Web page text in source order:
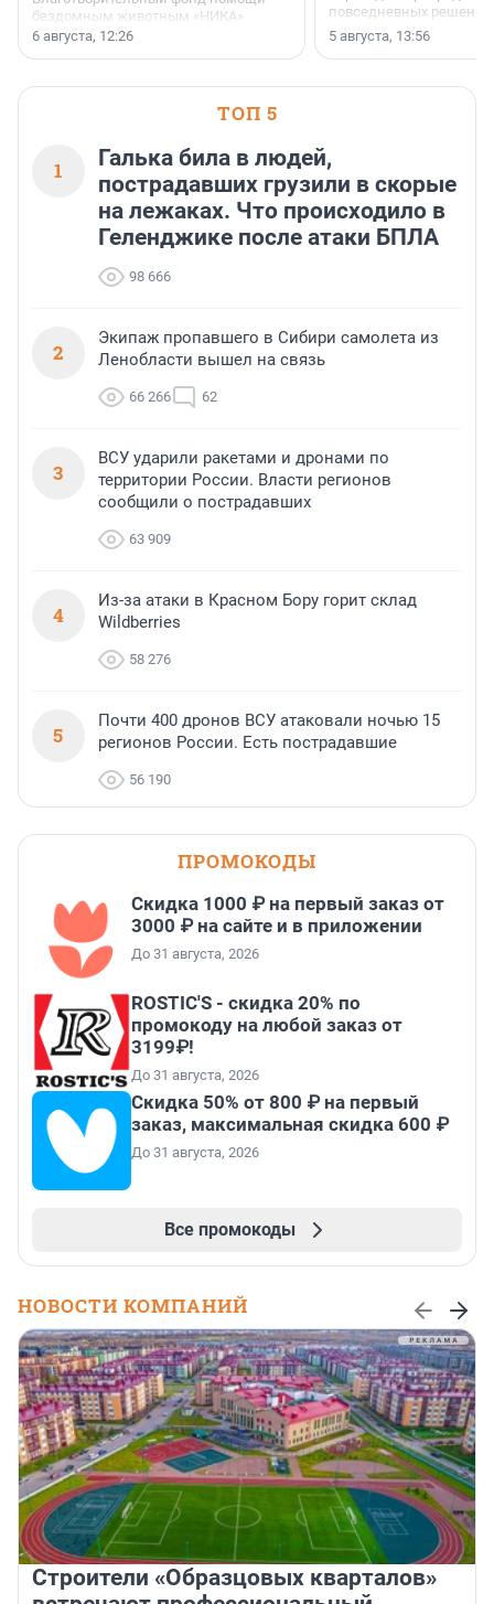
бездомным животным «НИКА»
заключили соглашение о
6 августа, 12:26
повседневных
5 августа, 13:56
ТОП 5
1
Галька била в людей,
пострадавших грузили в скорые
на лежаках. Что происходило в
Геленджике после атаки БПЛА
98 666
2
Экипаж пропавшего в Сибири самолета из
Ленобласти вышел на связь
66 266 62
3
ВСУ ударили ракетами и дронами по
территории России. Власти регионов
сообщили о пострадавших
63 909
4
Из-за атаки в Красном Бору горит склад
Wildberries
58 276
5
Почти 400 дронов ВСУ атаковали ночью 15
регионов России. Есть пострадавшие
56 190
ПРОМОКОДЫ
Скидка 1000 ₽ на первый заказ от
3000 ₽ на сайте и в приложении
До 31 августа, 2026
ROSTIC'S - скидка 20% по
промокоду на любой заказ от
3199₽!
До 31 августа, 2026
Скидка 50% от 800 ₽ на первый
заказ, максимальная скидка 600 ₽
До 31 августа, 2026
Все промокоды
НОВОСТИ КОМПАНИЙ
Строители «Образцовых кварталов»